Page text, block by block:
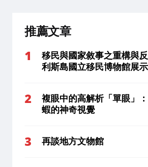
推薦文章
移民與國家敘事之重構與
利斯島國立移民博物館展
複眼中的高解析「單眼」
蝦的神奇視覺
再談地方文物館